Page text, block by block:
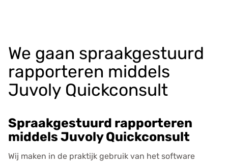
We gaan spraakgestuurd
rapporteren middels
Juvoly Quickconsult
Spraakgestuurd rapporteren
middels Juvoly Quickconsult
Wij maken in de praktijk gebruik van het software